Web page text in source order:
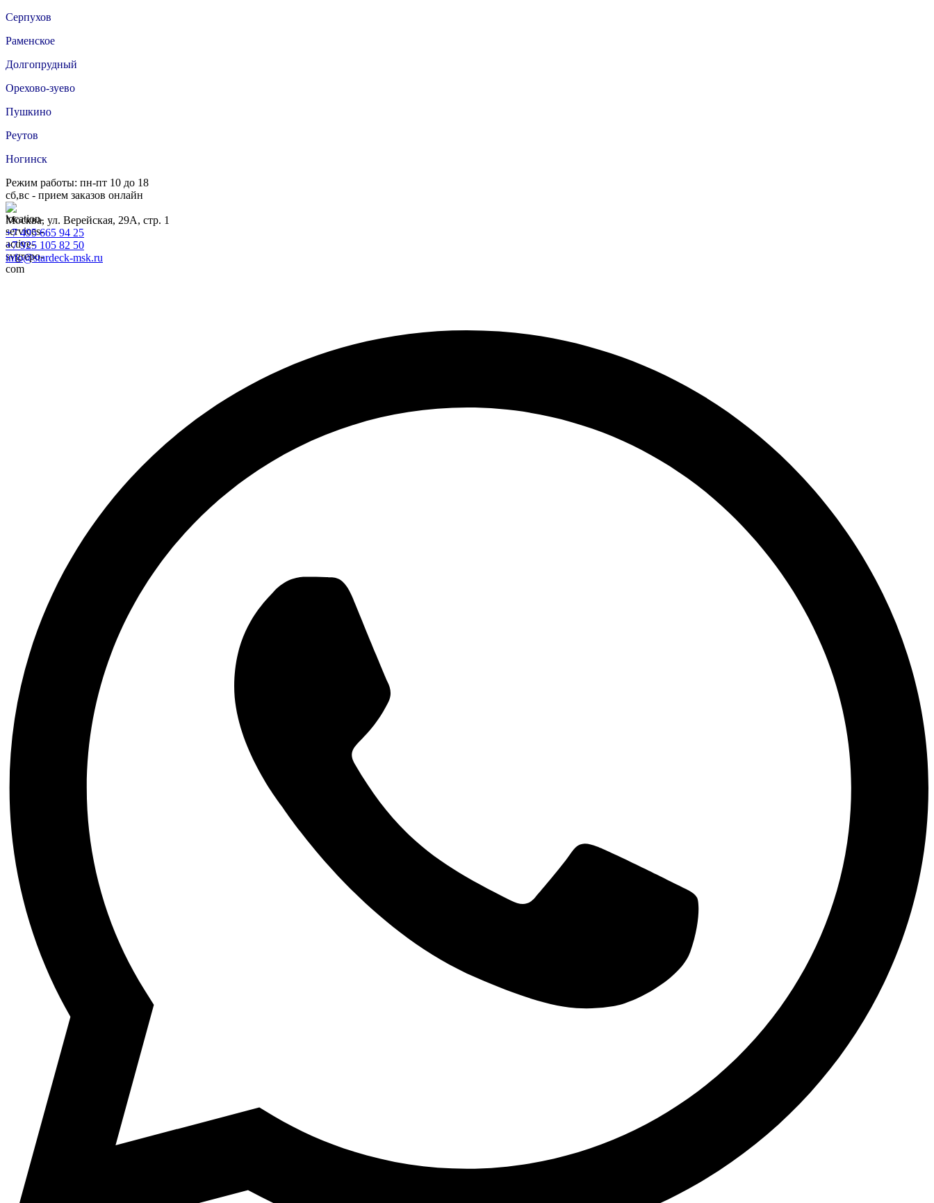
Серпухов
Раменское
Долгопрудный
Орехово-зуево
Пушкино
Реутов
Ногинск
Режим работы: пн-пт 10 до 18
сб,вс - прием заказов онлайн
Москва, ул. Верейская, 29А, стр. 1
+7 495 665 94 25
+7 925 105 82 50
info@stardeck-msk.ru